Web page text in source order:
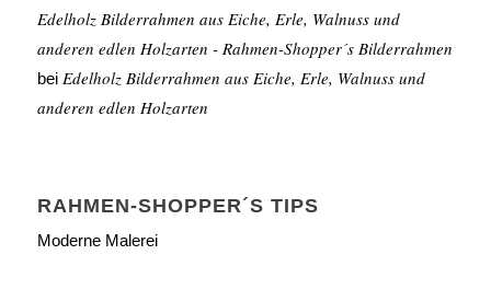
Edelholz Bilderrahmen aus Eiche, Erle, Walnuss und
anderen edlen Holzarten - Rahmen-Shopper´s Bilderrahmen
bei Edelholz Bilderrahmen aus Eiche, Erle, Walnuss und
anderen edlen Holzarten
RAHMEN-SHOPPER´S TIPS
Moderne Malerei